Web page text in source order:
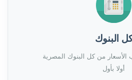
البنوك
من كل البنوك المصرية
أولا بأول